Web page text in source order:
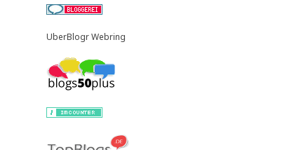
UberBlogr Webring